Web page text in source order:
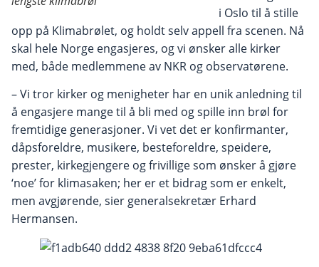
i Oslo til å stille
opp på Klimabrølet, og holdt selv appell fra scenen. Nå
skal hele Norge engasjeres, og vi ønsker alle kirker
med, både medlemmene av NKR og observatørene.
– Vi tror kirker og menigheter har en unik anledning til
å engasjere mange til å bli med og spille inn brøl for
fremtidige generasjoner. Vi vet det er konfirmanter,
dåpsforeldre, musikere, besteforeldre, speidere,
prester, kirkegjengere og frivillige som ønsker å gjøre
‘noe’ for klimasaken; her er et bidrag som er enkelt,
men avgjørende, sier generalsekretær Erhard
Hermansen.